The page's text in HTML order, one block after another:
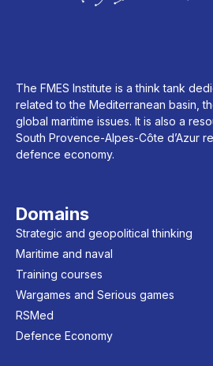
The FMES Institute is a think tank
related to the Mediterranean basin,
global maritime issues. It is also a
South Provence-Alpes-Côte d’Azur
defence economy.
Domains
Strategic and geopolitical thinking
Maritime and naval
Training courses
Wargames and Serious games
RSMed
Defence Economy